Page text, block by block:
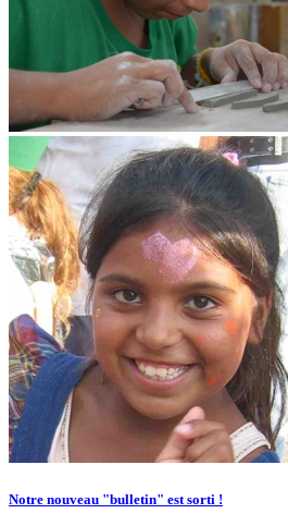
Notre nouveau "bulletin" est sorti !